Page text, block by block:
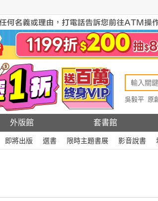
吳毅平 原
外版館 套書館
即將出版 選書 限時主題書展 影音說書